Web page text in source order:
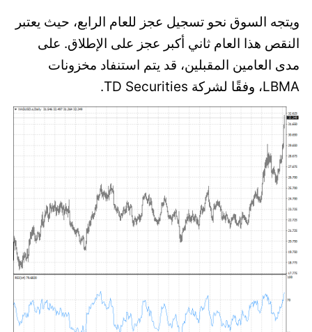
ويتجه السوق نحو تسجيل عجز للعام الرابع، حيث يعتبر
النقص هذا العام ثاني أكبر عجز على الإطلاق. على
مدى العامين المقبلين، قد يتم استنفاد مخزونات
LBMA، وفقًا لشركة TD Securities.